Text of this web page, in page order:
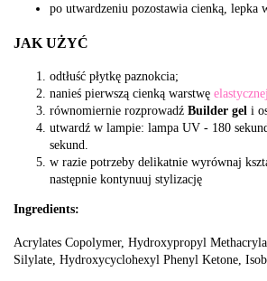
po utwardzeniu pozostawia cienką, lepka
JAK UŻYĆ
odtłuść płytkę paznokcia;
nanieś pierwszą cienką warstwę
równomiernie rozprowadź Builder gel i
utwardź w lampie: lampa UV - 180
sekund.
w razie potrzeby delikatnie wyrównaj
następnie kontynuuj stylizację
Ingredients:
Acrylates Copolymer, Hydroxypropyl
Silylate, Hydroxycyclohexyl Phenyl Ketone,